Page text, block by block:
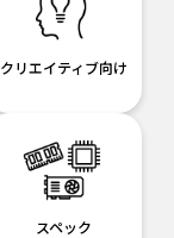
クリエイティブ向け
スペック